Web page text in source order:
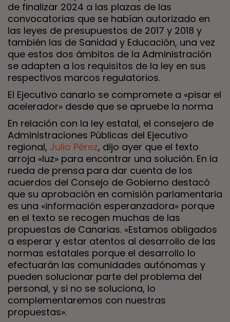
de finalizar 2024 a las plazas de las
convocatorias que se habían autorizado en
las leyes de presupuestos de 2017 y 2018 y
también las de Sanidad y Educación, una vez
que estos dos ámbitos de la Administración
se adapten a los requisitos de la ley en sus
respectivos marcos regulatorios.
El Ejecutivo canario se compromete a «pisar el
acelerador» desde que se apruebe la norma
En relación con la ley estatal, el consejero de
Administraciones Públicas del Ejecutivo
regional, Julio Pérez, dijo ayer que el texto
arroja «luz» para encontrar una solución. En la
rueda de prensa para dar cuenta de los
acuerdos del Consejo de Gobierno destacó
que su aprobación en comisión parlamentaria
es una «información esperanzadora» porque
en el texto se recogen muchas de las
propuestas de Canarias. «Estamos obligados
a esperar y estar atentos al desarrollo de las
normas estatales porque el desarrollo lo
efectuarán las comunidades autónomas y
pueden solucionar parte del problema del
personal, y si no se soluciona, lo
complementaremos con nuestras
propuestas».